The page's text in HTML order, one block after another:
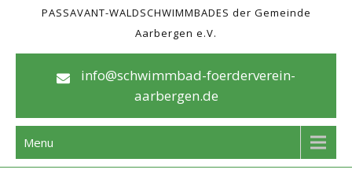
PASSAVANT-WALDSCHWIMMBADES der Gemeinde
Aarbergen e.V.
info@schwimmbad-foerderverein-
aarbergen.de
Menu